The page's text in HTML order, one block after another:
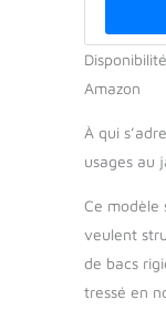
Amazon
À qui
usages au
Ce modèle
veulent
de bacs
tressé en